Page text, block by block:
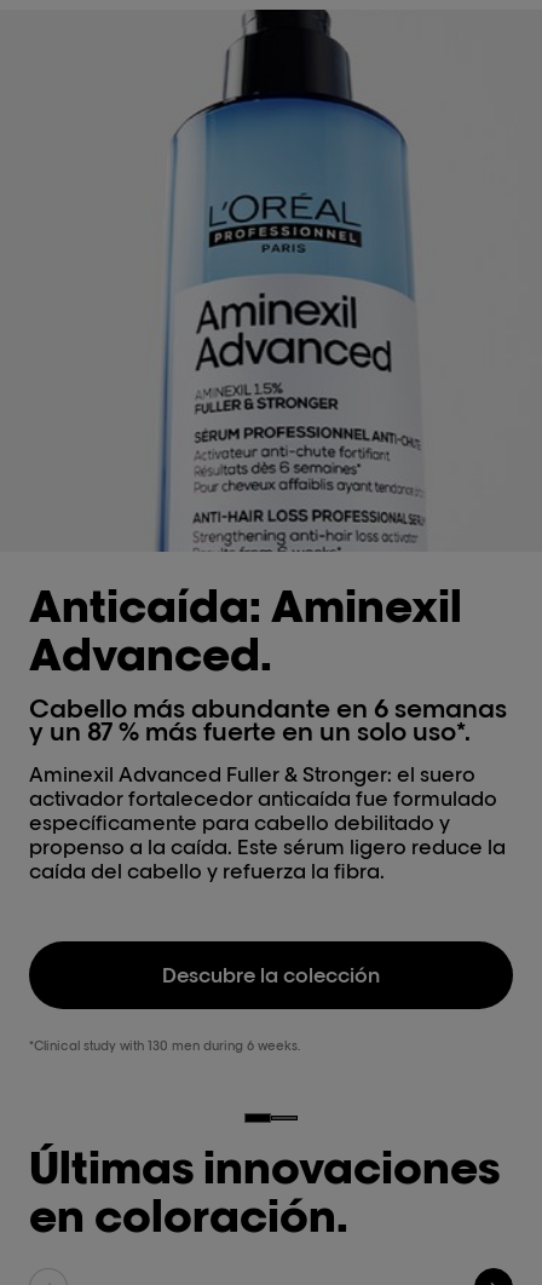
Anticaída: Aminexil
Advanced.
Cabello más abundante en 6 semanas
y un 87 % más fuerte en un solo uso*.
Aminexil Advanced Fuller & Stronger: el suero
activador fortalecedor anticaída fue formulado
específicamente para cabello debilitado y
propenso a la caída. Este sérum ligero reduce la
caída del cabello y refuerza la fibra.
Descubre la colección
*Clinical study with 130 men during 6 weeks.
Últimas innovaciones
en coloración.